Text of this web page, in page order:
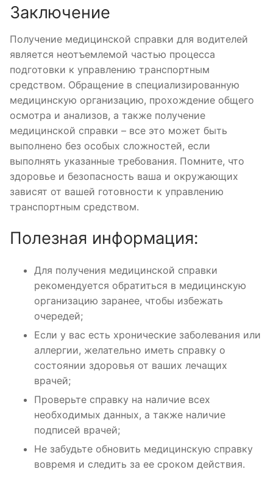
Заключение
Получение медицинской справки для водителей
является неотъемлемой частью процесса
подготовки к управлению транспортным
средством. Обращение в специализированную
медицинскую организацию, прохождение общего
осмотра и анализов, а также получение
медицинской справки – все это может быть
выполнено без особых сложностей, если
выполнять указанные требования. Помните, что
здоровье и безопасность ваша и окружающих
зависят от вашей готовности к управлению
транспортным средством.
Полезная информация:
Для получения медицинской справки
рекомендуется обратиться в медицинскую
организацию заранее, чтобы избежать
очередей;
Если у вас есть хронические заболевания или
аллергии, желательно иметь справку о
состоянии здоровья от ваших лечащих
врачей;
Проверьте справку на наличие всех
необходимых данных, а также наличие
подписей врачей;
Не забудьте обновить медицинскую справку
вовремя и следить за ее сроком действия.